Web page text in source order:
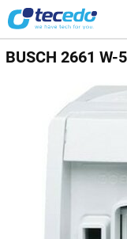
BUSCH 2661 W-